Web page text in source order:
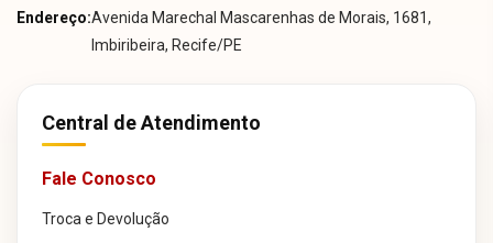
Endereço:Avenida Marechal Mascarenhas de Morais, 1681,
Imbiribeira, Recife/PE
Central de Atendimento
Fale Conosco
Troca e Devolução